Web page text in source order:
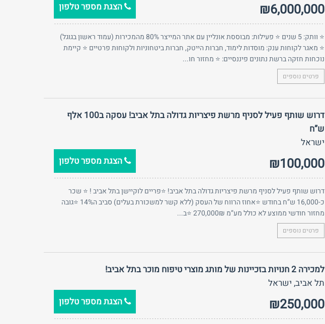
₪6,000,000 הצגת מספר טלפון
⭐ וותק: 5 שנים ⭐ פעילות: מבוססת אונליין עם אתר המייצר 80% מהמכירות (עמוד ראשון בגוגל)
⭐ מאגר לקוחות ענק: מוסדות לימוד, חברות הייטק, חברות ביטחוניות ולקוחות פרטיים ⭐ קיימת
נוכחות חזקה ברשת נתונים פיננסיים: ⭐ מחזור חו...
פרטים נוספים
דרוש שותף פעיל לסניף מרשת פיצריות גדולה בתל אביב! עסקה ב100 אלף
ש”ח
ישראל
₪100,000 הצגת מספר טלפון
דרוש שותף פעיל לסניף מרשת פיצריות גדולה בתל אביב! ⭐פריים לוקיישן בתל אביב ! ⭐ שכר
כ-16,000 ש”ח בחודש ⭐אחוז הרווח של העסק (ללא קשר למשכורת בעלים) סביב ה14% ⭐גובה
מחזור חודשי ממוצע לא כולל מע”מ 270,000₪ ⭐ב...
פרטים נוספים
למכירה 2 חנויות בזכיינות של מותג מוצרי טיפוח מוכר בתל אביב!
תל אביב, ישראל
₪250,000 הצגת מספר טלפון